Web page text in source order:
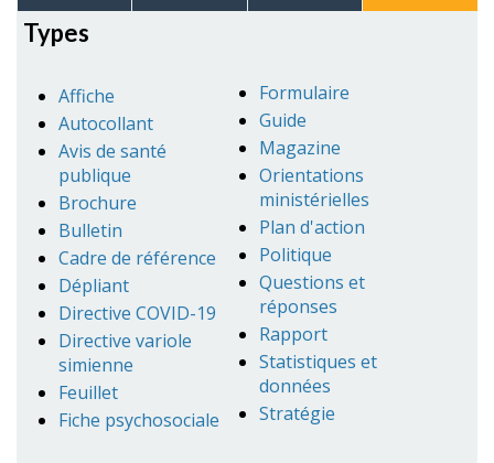
Types
Affiche
Autocollant
Avis de santé
publique
Brochure
Bulletin
Cadre de référence
Dépliant
Directive COVID-19
Directive variole
simienne
Feuillet
Fiche psychosociale
Formulaire
Guide
Magazine
Orientations
ministérielles
Plan d'action
Politique
Questions et
réponses
Rapport
Statistiques et
données
Stratégie